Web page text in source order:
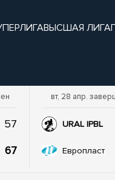
ВЫСШАЯ ЛИГА
57
67
вт, 28 апр.
URAL IPBL
Европласт